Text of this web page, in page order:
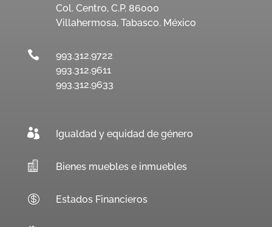
Col. Centro, C.P. 86000
Villahermosa, Tabasco. México

993.312.9722
993.312.9611
993.312.9633
 Igualdad y equidad de género
 Bienes muebles e inmuebles
 Estados Financieros